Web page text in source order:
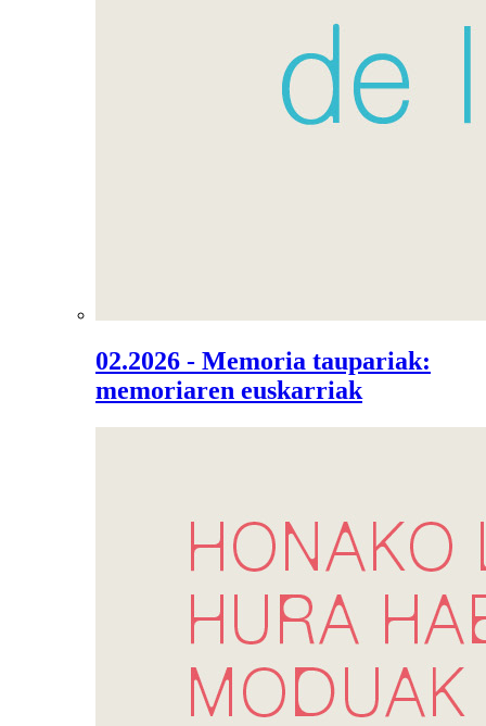
02.2026 - Memoria taupariak:
memoriaren euskarriak